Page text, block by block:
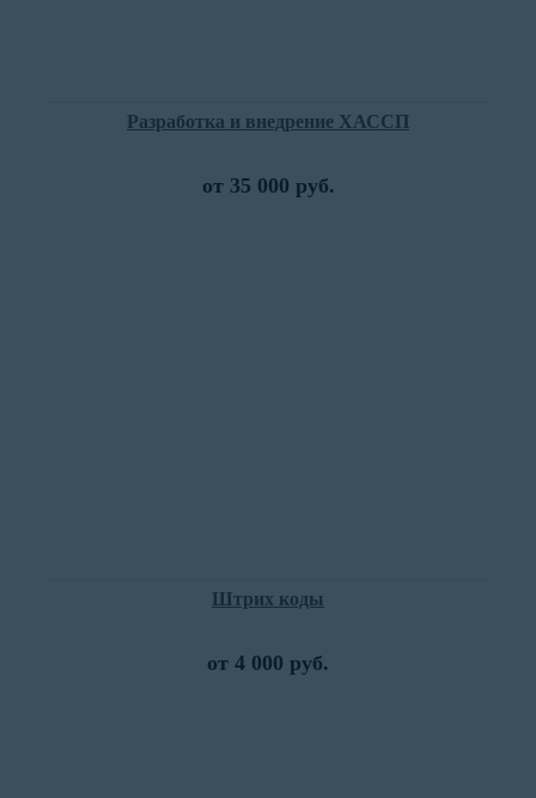
Разработка и внедрение ХАССП
от 35 000 руб.
Штрих коды
от 4 000 руб.